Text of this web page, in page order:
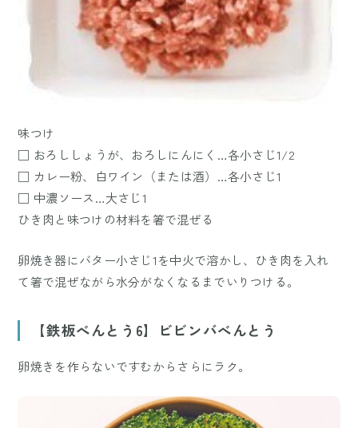
味つけ
□ おろししょうが、おろしにんにく…各小さじ1/2
□ カレー粉、白ワイン（または酒）…各小さじ1
□ 中濃ソース…大さじ1
ひき肉と味つけの材料を箸で混ぜる
卵焼き器にバター小さじ1を中火で溶かし、ひき肉を入れ
て箸で混ぜながら水分がなくなるまでいりつける。
【鉄板べんとう6】ビビンバべんとう
卵焼きを作らないですむからさらにラク。